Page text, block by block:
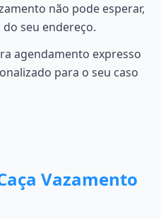
não pode esperar,
seu endereço.
agendamento expresso
para o seu caso
Vazamento